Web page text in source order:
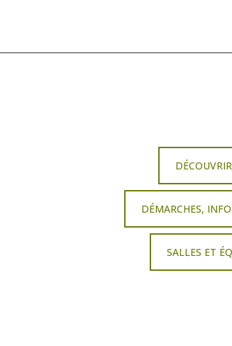
DÉCOUVRIR
DÉMARCHES,
SALLES ET